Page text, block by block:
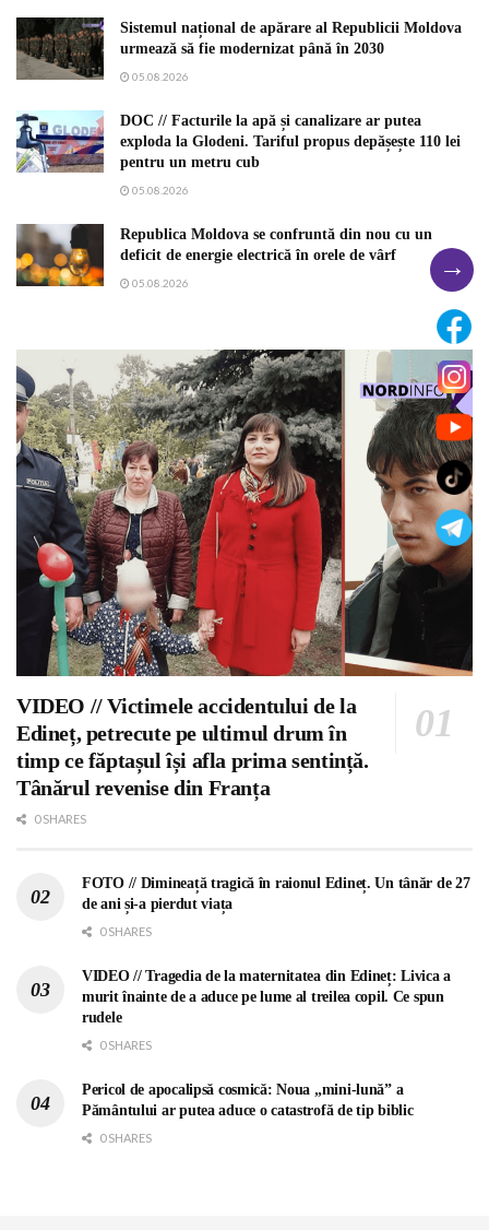
Sistemul național de apărare al Republicii Moldova
urmează să fie modernizat până în 2030
05.08.2026
DOC // Facturile la apă și canalizare ar putea
exploda la Glodeni. Tariful propus depășește 110 lei
pentru un metru cub
05.08.2026
Republica Moldova se confruntă din nou cu un
deficit de energie electrică în orele de vârf
05.08.2026
VIDEO // Victimele accidentului de la
Edineț, petrecute pe ultimul drum în
timp ce făptașul își afla prima sentință.
Tânărul revenise din Franța
0 SHARES
FOTO // Dimineață tragică în raionul Edineț. Un tânăr de 27
de ani și-a pierdut viața
0 SHARES
VIDEO // Tragedia de la maternitatea din Edineț: Livica a
murit înainte de a aduce pe lume al treilea copil. Ce spun
rudele
0 SHARES
Pericol de apocalipsă cosmică: Noua „mini-lună” a
Pământului ar putea aduce o catastrofă de tip biblic
0 SHARES
→